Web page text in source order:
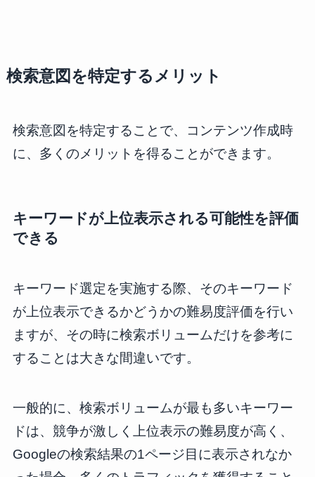
検索意図を特定するメリット
検索意図を特定することで、コンテンツ作成時
に、多くのメリットを得ることができます。
キーワードが上位表示される可能性を評価
できる
キーワード選定を実施する際、そのキーワード
が上位表示できるかどうかの難易度評価を行い
ますが、その時に検索ボリュームだけを参考に
することは大きな間違いです。
一般的に、検索ボリュームが最も多いキーワー
ドは、競争が激しく上位表示の難易度が高く、
Googleの検索結果の1ページ目に表示されなか